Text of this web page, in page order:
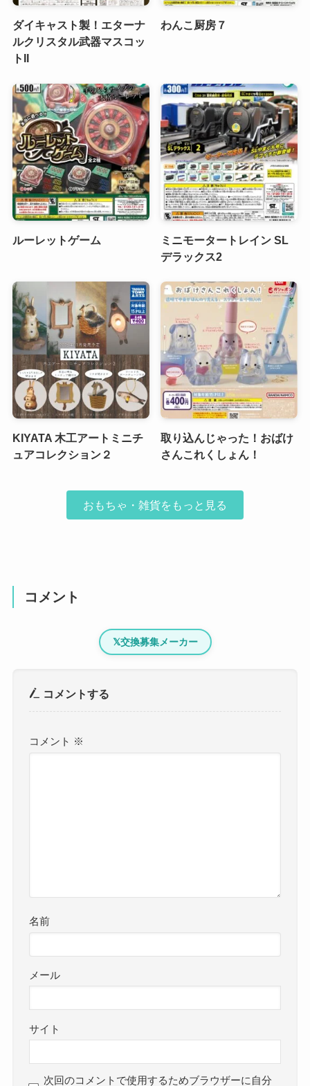
ダイキャスト製！エターナ
ルクリスタル武器マスコッ
トII
わんこ厨房７
ルーレットゲーム
ミニモータートレイン SL
デラックス2
KIYATA 木工アートミニチ
ュアコレクション２
取り込んじゃった！おばけ
さんこれくしょん！
おもちゃ・雑貨をもっと見る
コメント
𝕏交換募集メーカー
コメントする
コメント ※
名前
メール
サイト
次回のコメントで使用するためブラウザーに自分